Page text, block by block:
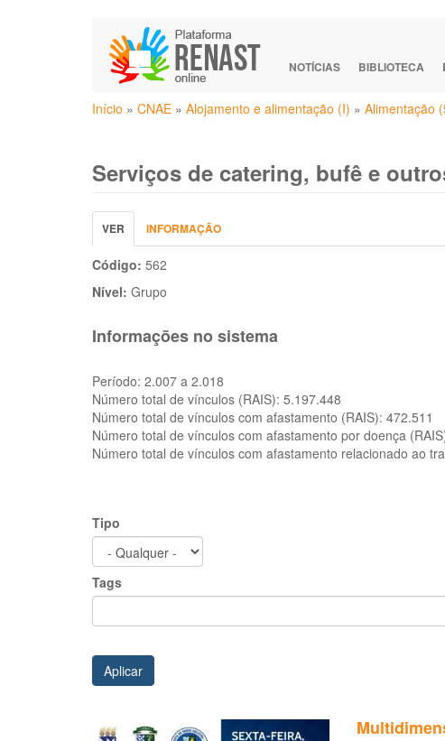
NOTÍCIAS BIBLIOTECA
Você
Início » CNAE » Alojamento e alimentação (I) » Alimentação
Serviços de catering, bufê e
Abas
primárias
VER (ABA
ATIVA)
INFORMAÇÃO
Código: 562
Nível: Grupo
Informações no sistema
Período: 2.007 a 2.018
Número total de vínculos (RAIS): 5.197.448
Número total de vínculos com afastamento (RAIS): 472.511
Número total de vínculos com afastamento por doença
Número total de vínculos com afastamento relacionado ao
Tipo
Tags
Aplicar